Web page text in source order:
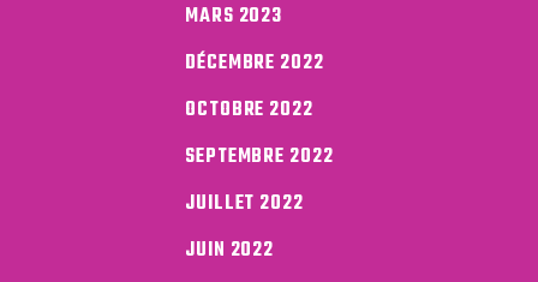
MARS 2023
DÉCEMBRE 2022
OCTOBRE 2022
SEPTEMBRE 2022
JUILLET 2022
JUIN 2022